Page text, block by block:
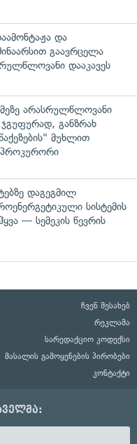
და
გაავრცელა
დააკავეს
არასრულწლოვანი
განზრახ
მუხლით
პროკურორი
დაგეგმილ
სისტემის
— სემეკის წევრის
ჩვენ შესახებ
რეკლამა
სარედაქციო კოდექსი
მასალის გამოყენების პირობები
კონტაქტი